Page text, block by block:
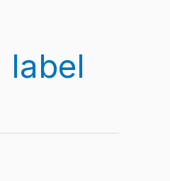
label/مشاريع جديدة للشباب